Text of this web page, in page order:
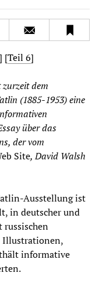
] [Teil 6]
dem
(1885-1953) eine
über das
der vom
Site, David Walsh
Ausstellung ist
in deutscher und
russischen
Illustrationen,
informative